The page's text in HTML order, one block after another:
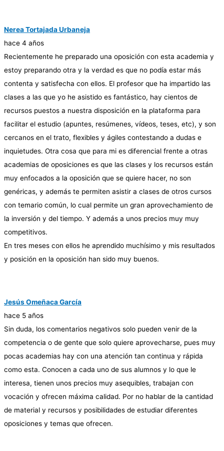
Nerea Tortajada Urbaneja
hace 4 años
Recientemente he preparado una oposición con esta academia y
estoy preparando otra y la verdad es que no podía estar más
contenta y satisfecha con ellos. El profesor que ha impartido las
clases a las que yo he asistido es fantástico, hay cientos de
recursos puestos a nuestra disposición en la plataforma para
facilitar el estudio (apuntes, resúmenes, vídeos, teses, etc), y son
cercanos en el trato, flexibles y ágiles contestando a dudas e
inquietudes. Otra cosa que para mi es diferencial frente a otras
academias de oposiciones es que las clases y los recursos están
muy enfocados a la oposición que se quiere hacer, no son
genéricas, y además te permiten asistir a clases de otros cursos
con temario común, lo cual permite un gran aprovechamiento de
la inversión y del tiempo. Y además a unos precios muy muy
competitivos.
En tres meses con ellos he aprendido muchísimo y mis resultados
y posición en la oposición han sido muy buenos.
Jesús Omeñaca García
hace 5 años
Sin duda, los comentarios negativos solo pueden venir de la
competencia o de gente que solo quiere aprovecharse, pues muy
pocas academias hay con una atención tan continua y rápida
como esta. Conocen a cada uno de sus alumnos y lo que le
interesa, tienen unos precios muy asequibles, trabajan con
vocación y ofrecen máxima calidad. Por no hablar de la cantidad
de material y recursos y posibilidades de estudiar diferentes
oposiciones y temas que ofrecen.